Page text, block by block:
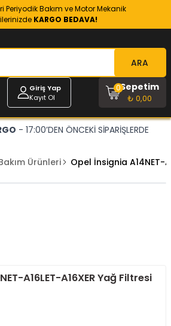
Periyodik Bakım ve Motor Mekanik
KARGO BEDAVA!
ARA
Giriş Yap
Kayıt Ol
Sepetim
₺ 0,00
0
- 17:00’DEN ÖNCEKİ SİPARİŞLERDE
Ürünleri Opel İnsignia A14NET-
A16LET-A16XER Yağ Filtresi